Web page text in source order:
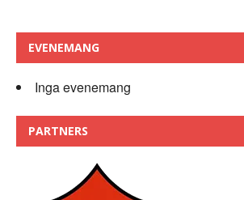
EVENEMANG
Inga evenemang
PARTNERS